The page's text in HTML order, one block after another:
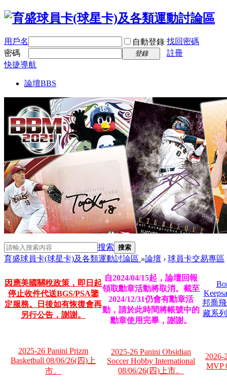
用戶名 自動登錄 找回密碼
密碼
登錄
註冊
快捷導航
論壇BBS
搜索 搜索
育盛球員卡(球星卡)及各類運動討論區 »論壇 › 球員卡交易專區
因應美國關稅政策，即日起
停止收件代送BGS/PSA鑒
定服務。日後如有恢復會再
另行公告，謝謝。
自2024/04/15起，論壇回報
領取勳章活動將取消。截至
2024/12/31仍會有勳章活
動，請於此時間將帳號中的
勳章使用完畢，謝謝。
邦喬
藏系
2025-26 Panini Prizm
Basketball 08/06/26(四)上
市。
2025-26 Panini Obsidian
Soccer Hobby International
08/06/26(四)上市。
2026-
MVP